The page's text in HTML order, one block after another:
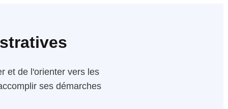
et de l'orienter vers les
ses démarches